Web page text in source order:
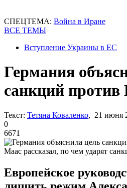
СПЕЦТЕМА: Война в Иране
ВСЕ ТЕМЫ
Вступление Украины в ЕС
Германия
санкций против
Текст: Тетяна Коваленко, 21 июня
0
6671
Маас рассказал, по чем ударят
Европейское